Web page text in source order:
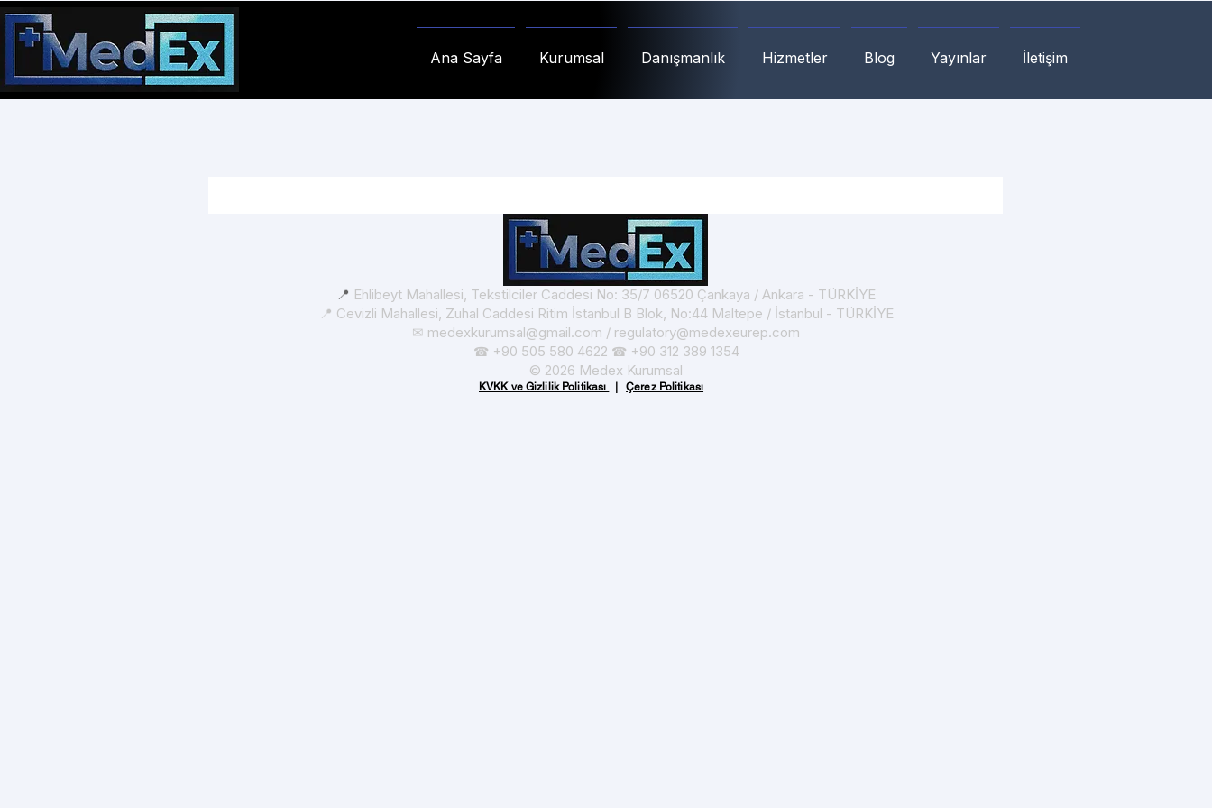
Ana Sayfa Kurumsal Danışmanlık Hizmetler Blog Yayınlar İletişim
📍 Ehlibeyt Mahallesi, Tekstilciler Caddesi No: 35/7 06520 Çankaya / Ankara - TÜRKİYE
📍 Cevizli Mahallesi, Zuhal Caddesi Ritim İstanbul B Blok, No:44 Maltepe / İstanbul - TÜRKİYE
✉ medexkurumsal@gmail.com / regulatory@medexeurep.com
☎ +90 505 580 4622 ☎ +90 312 389 1354
© 2026 Medex Kurumsal
KVKK ve Gizlilik Politikası |Çerez Politikası